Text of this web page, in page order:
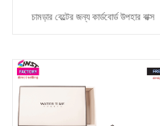
চামড়ার বেল্টের জন্য কার্ডবোর্ড উপহার বাক্স